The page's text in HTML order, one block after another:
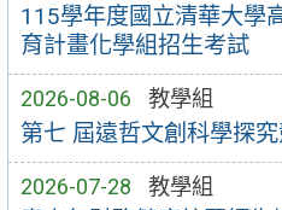
115學年度國立清華大學
育計畫化學組招生考試
2026-08-06 教學組
第七 屆遠哲文創科學探
2026-07-28 教學組